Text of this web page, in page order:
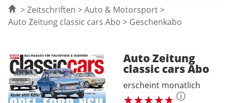
Zeitschriften
Auto & Motorsport
Auto Zeitung classic cars Abo
Geschenkabo
Auto Zeitung
classic carsAbo
erscheint monatlich
ⓘ